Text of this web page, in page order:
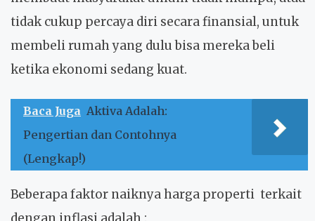
tidak cukup percaya diri secara finansial, untuk
membeli rumah yang dulu bisa mereka beli
ketika ekonomi sedang kuat.
Baca Juga Aktiva Adalah:
Pengertian dan Contohnya
(Lengkap!)
Beberapafaktor naiknya harga properti terkait